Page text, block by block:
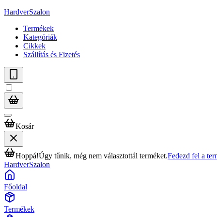
HardverSzalon
Termékek
Kategóriák
Cikkek
Szállítás és Fizetés
Kosár
Hoppá!Úgy tűnik, még nem választottál terméket.Fedezd fel a
HardverSzalon
Főoldal
Termékek